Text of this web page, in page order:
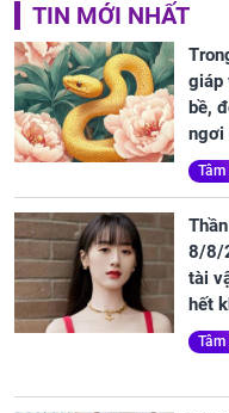
TIN MỚI NHẤT
giáp
bề,
ngơi
8/8/
tài
hết